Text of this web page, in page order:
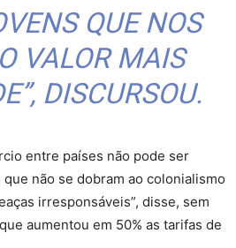
QUE NOS
VALOR MAIS
DISCURSOU.
entre países não pode ser
não se dobram ao colonialismo
irresponsáveis”, disse, sem
aumentou em 50% as tarifas de